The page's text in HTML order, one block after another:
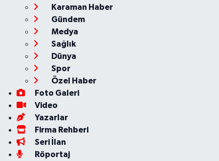
Karaman Haber
Gündem
Medya
Sağlık
Dünya
Spor
Özel Haber
Foto Galeri
Video
Yazarlar
Firma Rehberi
Seri İlan
Röportaj